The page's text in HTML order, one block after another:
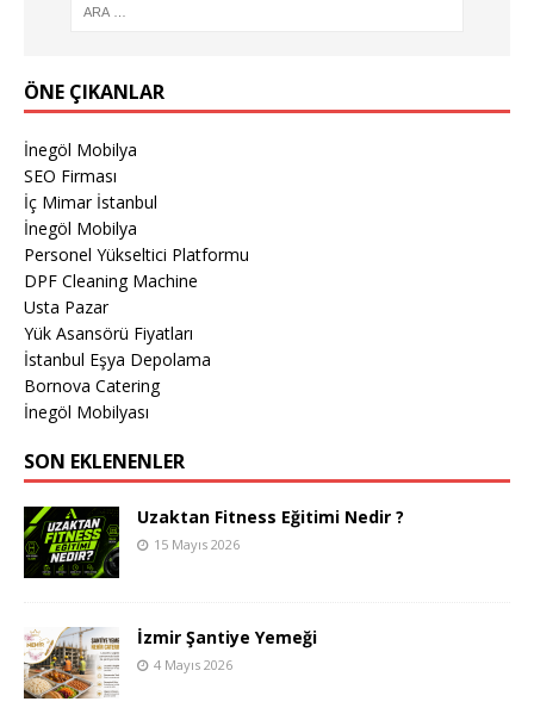
ÖNE ÇIKANLAR
İnegöl Mobilya
SEO Firması
İç Mimar İstanbul
İnegöl Mobilya
Personel Yükseltici Platformu
DPF Cleaning Machine
Usta Pazar
Yük Asansörü Fiyatları
İstanbul Eşya Depolama
Bornova Catering
İnegöl Mobilyası
SON EKLENENLER
Uzaktan Fitness Eğitimi Nedir ?
15 Mayıs 2026
İzmir Şantiye Yemeği
4 Mayıs 2026